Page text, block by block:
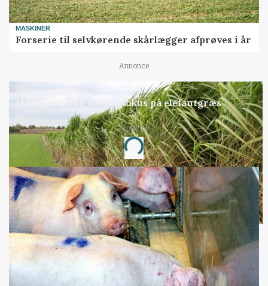
MASKINER
Forserie til selvkørende skårlægger afprøves i år
Annonce
ARRANGEMENT
Markvandring sætter fokus på elefantgræs
Annonce
Loading...